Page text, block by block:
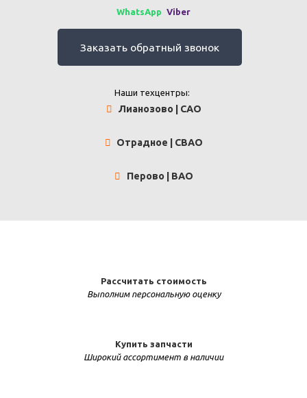
WhatsApp Viber
Заказать обратный звонок
Наши техцентры:
Лианозово | САО
Отрадное | СВАО
Перово | ВАО
Рассчитать стоимость
Выполним персональную оценку
Купить запчасти
Широкий ассортимент в наличии